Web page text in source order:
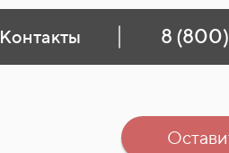
Контакты 8